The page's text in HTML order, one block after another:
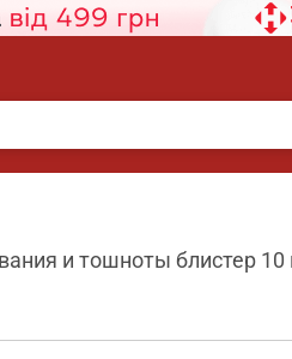
и тошноты блистер